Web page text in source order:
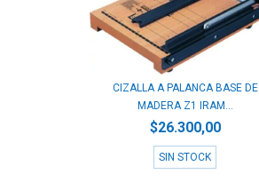
CIZALLA A PALANCA BASE DE
MADERA Z1 IRAM...
$26.300,00
SIN STOCK